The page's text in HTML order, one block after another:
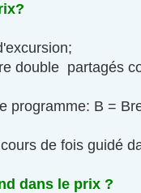
double partagés
programme: B =
de fois guidé
dans le prix ?